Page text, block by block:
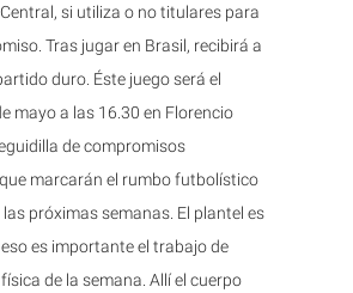
si utiliza o no titulares para
Tras jugar en Brasil, recibirá a
duro. Éste juego será el
mayo a las 16.30 en Florencio
de compromisos
marcarán el rumbo futbolístico
próximas semanas. El plantel es
es importante el trabajo de
de la semana. Allí el cuerpo